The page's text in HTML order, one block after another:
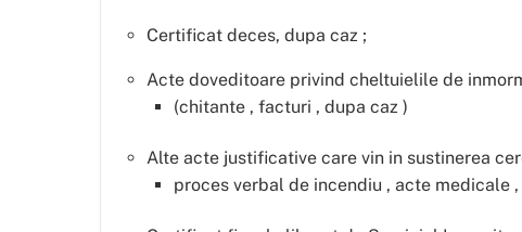
Certificat deces, dupa caz ;
Acte doveditoare privind cheltuielile de
(chitante , facturi , dupa caz )
Alte acte justificative care vin in sustinerea
proces verbal de incendiu , acte medicale